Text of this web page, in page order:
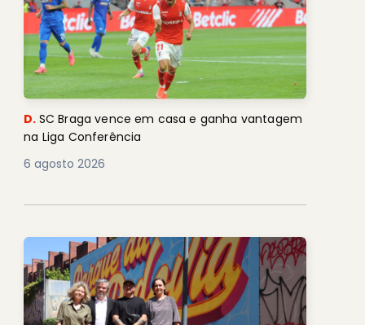
D. SC Braga vence em casa e ganha vantagem
na Liga Conferência
6 agosto 2026